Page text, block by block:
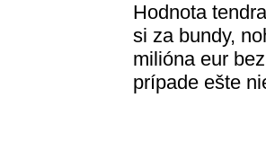
Hodnota
si za bundy,
milióna eur
prípade ešte